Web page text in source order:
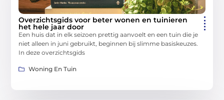
Overzichtsgids voor beter wonen en tuinieren
het hele jaar door
Een huis dat in elk seizoen prettig aanvoelt en een tuin die je
niet alleen in juni gebruikt, beginnen bij slimme basiskeuzes.
In deze overzichtsgids
Woning En Tuin